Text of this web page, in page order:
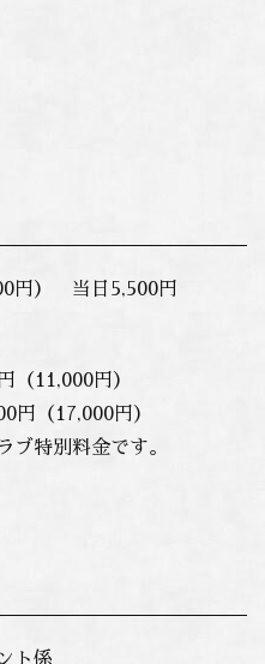
円） 当日5,500円
（11,000円）
円（17,000円）
特別料金です。
ト係